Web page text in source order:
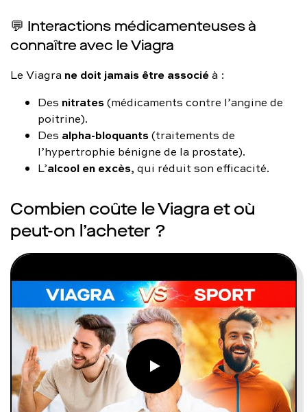
💬 Interactions médicamenteuses à
connaître avec le Viagra
Le Viagrane doit jamais être associéà :
Des nitrates(médicaments contre l’angine de
poitrine).
Des alpha-bloquants(traitements de
l’hypertrophie bénigne de la prostate).
L’alcool en excès, qui réduit son efficacité.
Combien coûte le Viagra et où
peut-on l’acheter ?